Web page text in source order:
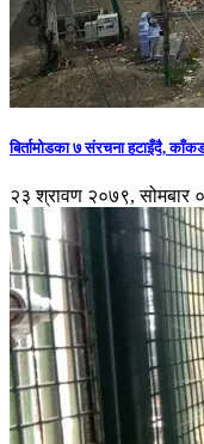
बिर्तामोडका ७ संरचना हटाइँदै,
२३ श्रावण २०७९, सोमबार